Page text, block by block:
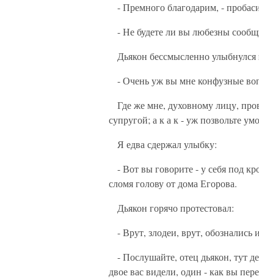
- Премного благодарим, -
- Не будете ли вы любезны
Дьякон бессмысленно улыбнулся
- Очень уж вы мне конфузные
Где же мне, духовному лицу,
супругой; а к а к - уж позвольте
Я едва сдержал улыбку:
- Вот вы говорите - у себя под
сломя голову от дома Егорова.
Дьякон горячо протестовал:
- Врут, злодеи, врут, обознались
- Послушайте, отец дьякон, тут
двое вас видели, один - как вы